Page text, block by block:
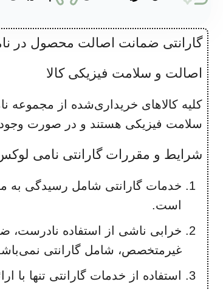
گارانتی ضمانت اصالت محصول در
اصالت و سلامت فیزیکی کالا
سلامت فیزیکی هستند و در صورت
شرایط و مقررات گارانتی نامی
خدمات گارانتی شامل رسیدگی به
است.
خرابی ناشی از استفاده نادرست،
غیرمتخصص، شامل گارانتی
استفاده از خدمات گارانتی تنها با